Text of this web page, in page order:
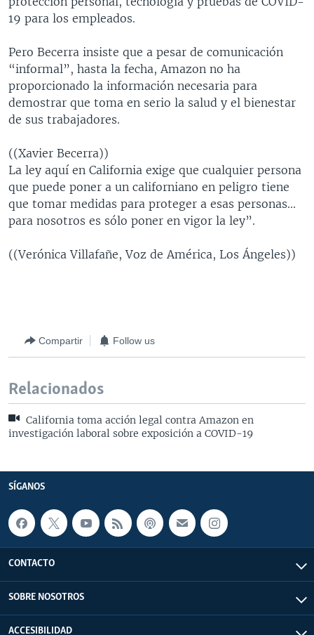
19 para los empleados.
Pero Becerra insiste que a pesar de comunicación
“informal”, hasta la fecha, Amazon no ha
proporcionado la información necesaria para
demostrar que toma en serio la salud y el bienestar
de sus trabajadores.
((Xavier Becerra))
La ley aquí en California exige que cualquier persona
que puede poner a un californiano en peligro tiene
que tomar medidas para proteger a esas personas...
para nosotros es sólo poner en vigor la ley”.
((Verónica Villafañe, Voz de América, Los Ángeles))
Compartir Follow us
Relacionados
California toma acción legal contra Amazon en
investigación laboral sobre exposición a COVID-19
SÍGANOS
CONTACTO
SOBRE NOSOTROS
ACCESIBILIDAD